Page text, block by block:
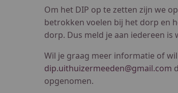
Om het DIP op te zetten zijn we
betrokken voelen bij het dorp en
dorp. Dus meld je aan iedereen is
Wil je graag meer informatie of
dip.uithuizermeeden@gmail.com
opgenomen.